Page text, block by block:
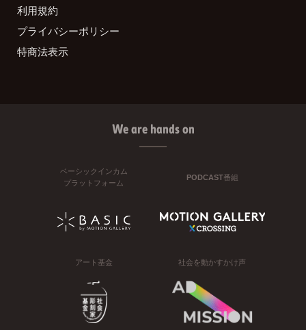
利用規約
プライバシーポリシー
特商法表示
We are hands on
ベーシックインカム
プラットフォーム
PODCAST番組
アート基金 社会を動かすかけ声